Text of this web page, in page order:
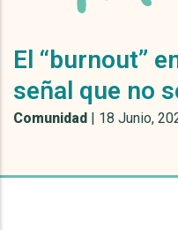
El “burnout”
señal que no
Comunidad | 18 Junio,